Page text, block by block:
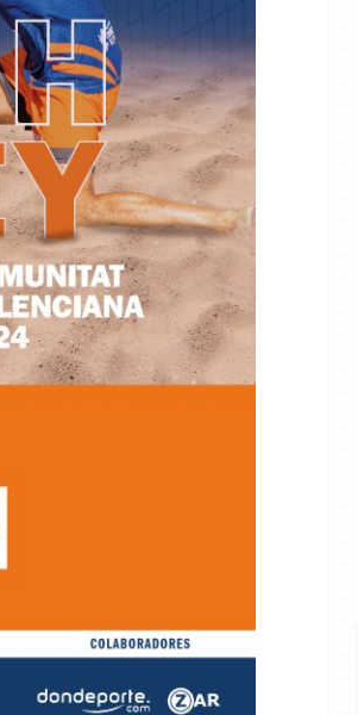
Comunitat Valenciana 2026
07/08/2026